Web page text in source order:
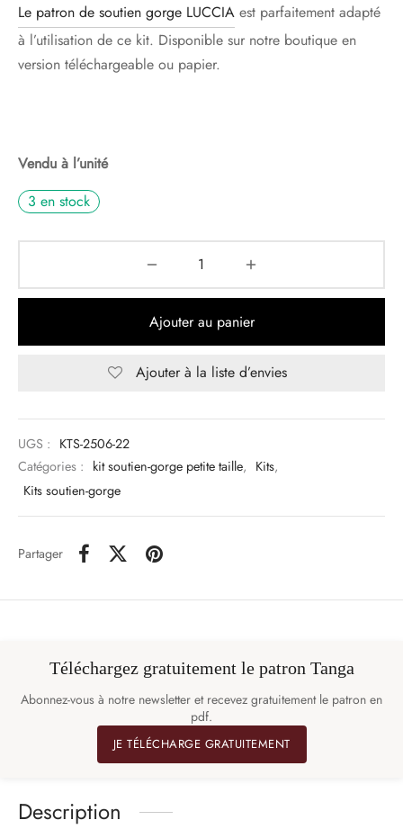
Le patron de soutien gorge LUCCIA est parfaitement adapté
à l’utilisation de ce kit. Disponible sur notre boutique en
version téléchargeable ou papier.
Vendu à l’unité
3 en stock
Ajouter au panier
Ajouter à la liste d’envies
UGS : KTS-2506-22
Catégories : kit soutien-gorge petite taille, Kits,
Kits soutien-gorge
Partager
Téléchargez gratuitement le patron Tanga
Abonnez-vous à notre newsletter et recevez gratuitement le patron en
pdf.
JE TÉLÉCHARGE GRATUITEMENT
Description